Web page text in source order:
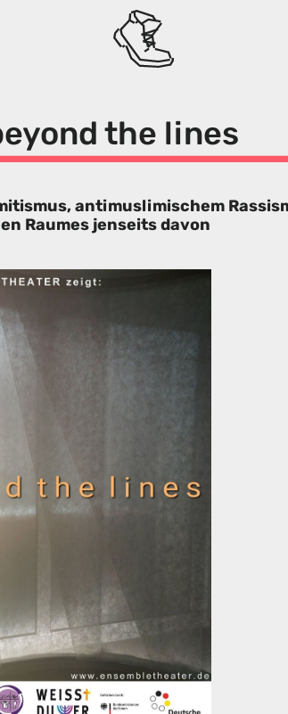
the lines
antimuslimischem
Raumes jenseits davon